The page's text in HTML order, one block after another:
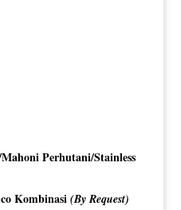
Perhutani/Stainless
Kombinasi (By Request)